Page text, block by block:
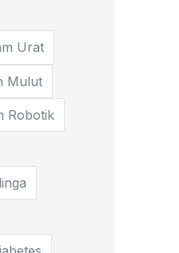
Urat
Mulut
Robotik